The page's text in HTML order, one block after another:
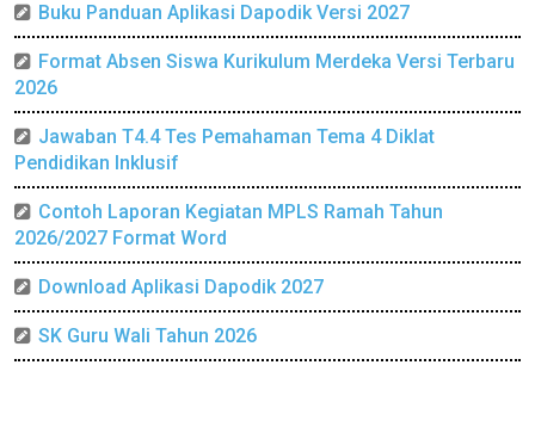
Buku Panduan Aplikasi Dapodik Versi 2027
Format Absen Siswa Kurikulum Merdeka Versi Terbaru
2026
Jawaban T4.4 Tes Pemahaman Tema 4 Diklat
Pendidikan Inklusif
Contoh Laporan Kegiatan MPLS Ramah Tahun
2026/2027 Format Word
Download Aplikasi Dapodik 2027
SK Guru Wali Tahun 2026